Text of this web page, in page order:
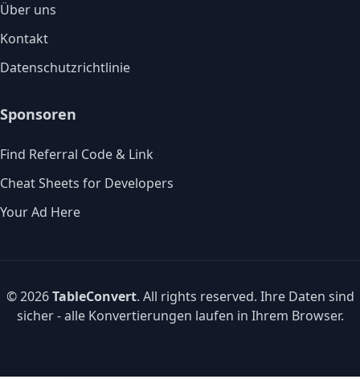
Über uns
Kontakt
Datenschutzrichtlinie
Sponsoren
Find Referral Code & Link
Cheat Sheets for Developers
Your Ad Here
© 2026TableConvert. All rights reserved. Ihre Daten sind
sicher - alle Konvertierungen laufen in Ihrem Browser.